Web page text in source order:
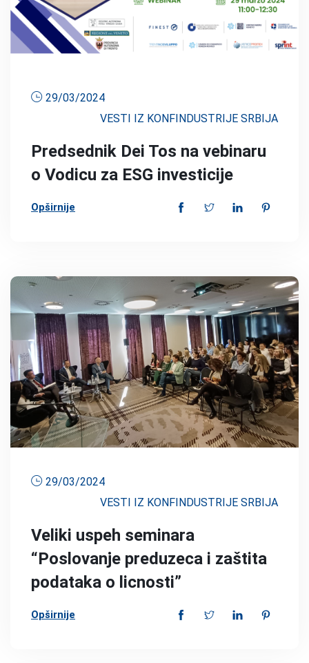
29/03/2024
VESTI IZ KONFINDUSTRIJE SRBIJA
Predsednik Dei Tos na vebinaru
o Vodicu za ESG investicije
Opširnije
29/03/2024
VESTI IZ KONFINDUSTRIJE SRBIJA
Veliki uspeh seminara
“Poslovanje preduzeca i zaštita
podataka o licnosti”
Opširnije